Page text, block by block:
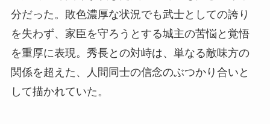
分だった。敗色濃厚な状況でも武士としての誇り
を失わず、家臣を守ろうとする城主の苦悩と覚悟
を重厚に表現。秀長との対峙は、単なる敵味方の
関係を超えた、人間同士の信念のぶつかり合いと
して描かれていた。